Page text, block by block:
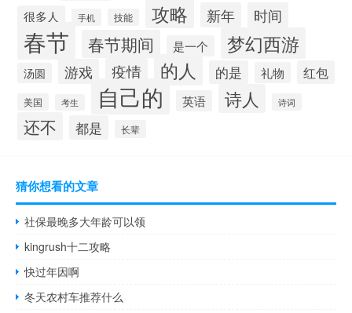
很多人 手机 技能 攻略 新年 时间
春节 春节期间 是一个 梦幻西游
汤圆 游戏 疫情 的人 的是 礼物 红包
美国 考生 自己的 英语 诗人 诗词
还不 都是 长辈
猜你想看的文章
社保最晚多大年龄可以领
kingrush十二攻略
快过年因啊
冬天农村车推荐什么